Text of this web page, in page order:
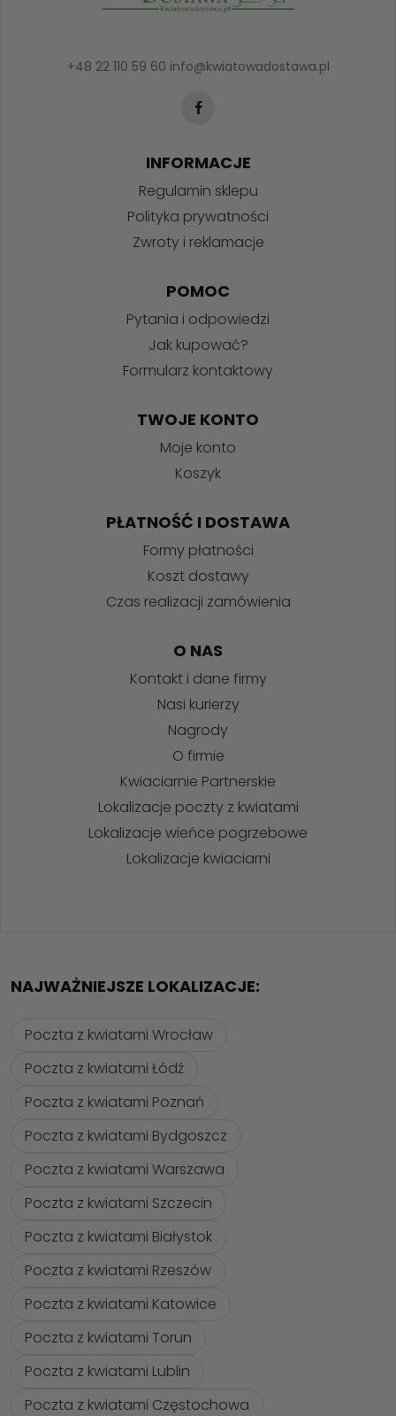
+48 22 110 59 60 info@kwiatowadostawa.pl
INFORMACJE
Regulamin sklepu
Polityka prywatności
Zwroty i reklamacje
POMOC
Pytania i odpowiedzi
Jak kupować?
Formularz kontaktowy
TWOJE KONTO
Moje konto
Koszyk
PŁATNOŚĆ I DOSTAWA
Formy płatności
Koszt dostawy
Czas realizacji zamówienia
O NAS
Kontakt i dane firmy
Nasi kurierzy
Nagrody
O firmie
Kwiaciarnie Partnerskie
Lokalizacje poczty z kwiatami
Lokalizacje wieńce pogrzebowe
Lokalizacje kwiaciarni
NAJWAŻNIEJSZE LOKALIZACJE:
Poczta z kwiatami Wrocław
Poczta z kwiatami Łódź
Poczta z kwiatami Poznań
Poczta z kwiatami Bydgoszcz
Poczta z kwiatami Warszawa
Poczta z kwiatami Szczecin
Poczta z kwiatami Białystok
Poczta z kwiatami Rzeszów
Poczta z kwiatami Katowice
Poczta z kwiatami Torun
Poczta z kwiatami Lublin
Poczta z kwiatami Częstochowa